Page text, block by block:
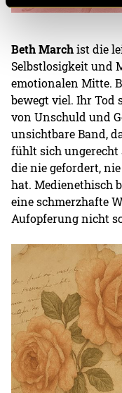
Beth Marchist die
Selbstlosigkeit und
emotionalen Mitte.
bewegt viel. Ihr Tod
von Unschuld und
unsichtbare Band,
fühlt sich ungerecht
die nie gefordert,
hat. Medienethisch
eine schmerzhafte
Aufopferung nicht